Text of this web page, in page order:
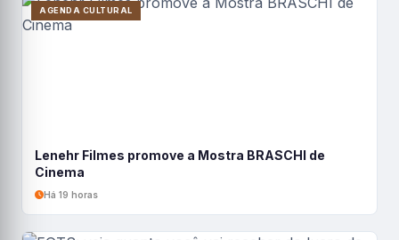
AGENDA CULTURAL
Lenehr Filmes promove a Mostra BRASCHI de
Cinema
Há 19 horas